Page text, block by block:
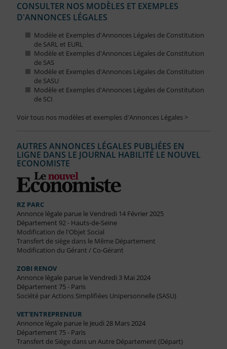
CONSULTER NOS MODÈLES ET EXEMPLES
D'ANNONCES LÉGALES
Modèle et Exemples d'Annonces Légales de Constitution
de SARL et EURL
Modèle et Exemples d'Annonces Légales de Constitution
de SAS
Modèle et Exemples d'Annonces Légales de Constitution
de SASU
Modèle et Exemples d'Annonces Légales de Constitution
de SCI
Voir tous nos modèles et exemples d'Annonces Légales >
AUTRES ANNONCES LÉGALES PUBLIÉES EN
LIGNE DANS LE JOURNAL HABILITÉ LE NOUVEL
ECONOMISTE
RZ PARC
Annonce légale parue le Vendredi 14 Février 2025
Département 92 - Hauts-de-Seine
Modification de l'Objet Social
Transfert de siège dans le Même Département
Modification du Gérant / Co-Gérant
ZOBI RENOV
Annonce légale parue le Vendredi 3 Mai 2024
Département 75 - Paris
Société par Actions Simplifiées Unipersonnelle (SASU)
VET'ENTREPRENEUR
Annonce légale parue le Jeudi 28 Mars 2024
Département 75 - Paris
Transfert de Siège dans un Autre Département (Départ)